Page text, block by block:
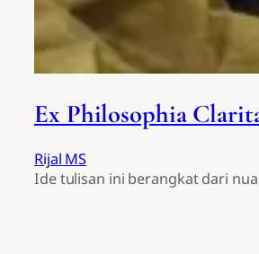
Ex Philosophia
Rijal MS
Ide tulisan ini berangkat dari